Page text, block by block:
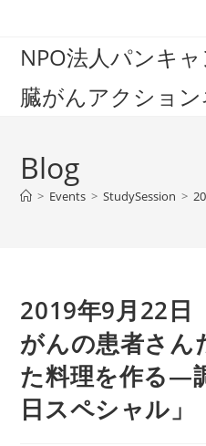
contentNPO法人パンキ
臓がんアクショ
Blog
> Events > StudySession >
2019年9月22
がんの患者さん
た料理を作る―
日スペシャル」